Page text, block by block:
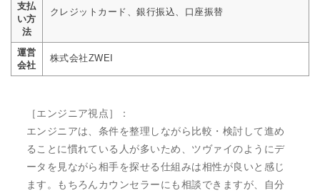
支払
い方
法
クレジットカード、銀行振込、口座振替
運営
会社
株式会社ZWEI
［エンジニア視点］：
エンジニアは、条件を整理しながら比較・検討して進め
ることに慣れている人が多いため、ツヴァイのようにデ
ータを見ながら相手を探せる仕組みは相性が良いと感じ
ます。もちろんカウンセラーにも相談できますが、自分